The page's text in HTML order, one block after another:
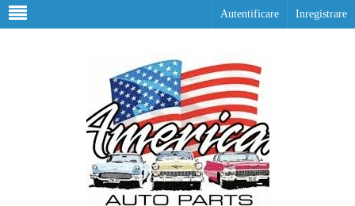
Autentificare Inregistrare